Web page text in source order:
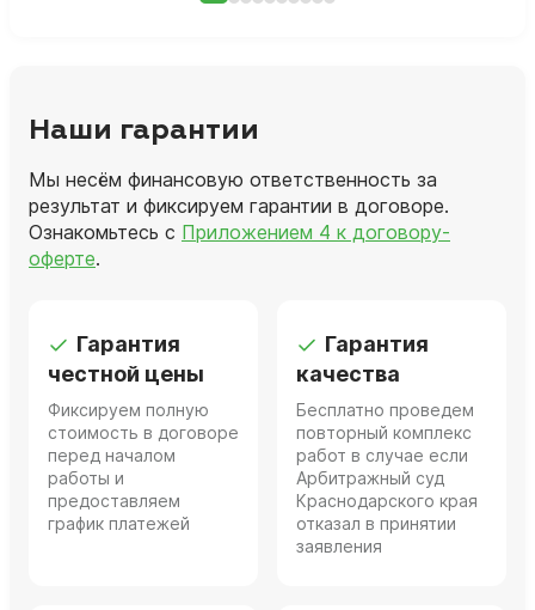
Наши гарантии
Мы несём финансовую ответственность за
результат и фиксируем гарантии в договоре.
Ознакомьтесь с Приложением 4 к договору-
оферте.
Гарантия
честной цены
Фиксируем полную
стоимость в договоре
перед началом
работы и
предоставляем
график платежей
Гарантия
качества
Бесплатно проведем
повторный комплекс
работ в случае если
Арбитражный суд
Краснодарского края
отказал в принятии
заявления